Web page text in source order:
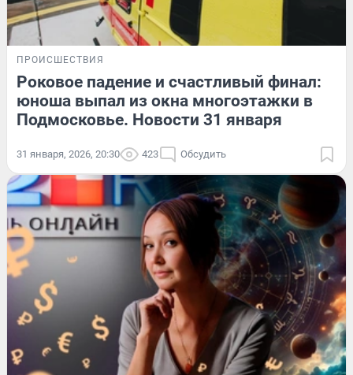
ПРОИСШЕСТВИЯ
Роковое падение и счастливый финал:
юноша выпал из окна многоэтажки в
Подмосковье. Новости 31 января
31 января, 2026, 20:30 423 Обсудить